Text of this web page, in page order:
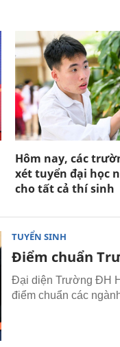
Hôm nay, các
xét tuyển đại học
cho tất cả thí sinh
TUYỂN SINH
Điểm chuẩn
Đại diện Trường ĐH
điểm chuẩn các